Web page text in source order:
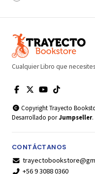
Cualquier Libro que
Copyright Trayecto
Desarrollado porJumpseller.
CONTÁCTANOS
+56 9 3088 0360